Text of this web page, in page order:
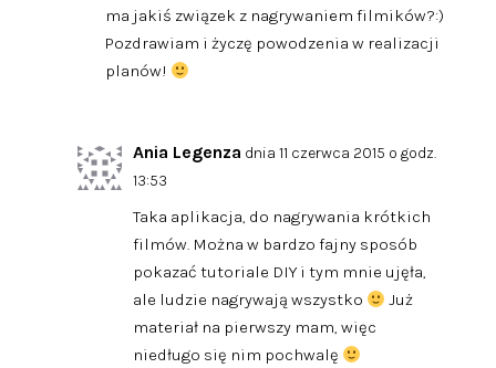
ma jakiś związek z nagrywaniem filmików?:)
Pozdrawiam i życzę powodzenia w realizacji
planów!
Ania Legenza dnia 11 czerwca 2015 o godz.
13:53
Taka aplikacja, do nagrywania krótkich
filmów. Można w bardzo fajny sposób
pokazać tutoriale DIY i tym mnie ujęła,
ale ludzie nagrywają wszystko
Już
materiał na pierwszy mam, więc
niedługo się nim pochwalę